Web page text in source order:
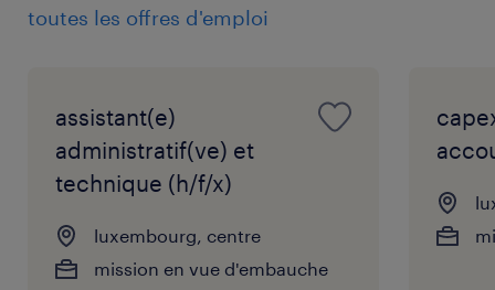
Ce que nous offrons
Un poste polyvalent, valorisant et à fortes
responsabilités au cœur de l'entreprise.
Un emploi stable (CDI) au sein d'une
toutes les offres d'emploi
assistant(e)
administratif(ve) et
technique (h/f/x)
luxembourg, centre
mission en vue d'embauche